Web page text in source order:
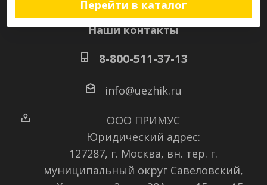
Перейти в каталог
Наши контакты
8-800-511-37-13
info@uezhik.ru
ООО ПРИМУС
Юридический адрес:
127287, г. Москва, вн. тер. г.
муниципальный округ Савеловский,